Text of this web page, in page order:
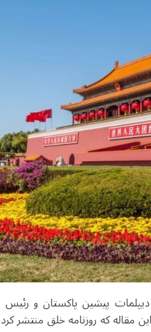
پیشین پاکستان و رئیس
این مقاله که روزنامه خلق